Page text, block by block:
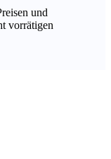
und
vorrätigen